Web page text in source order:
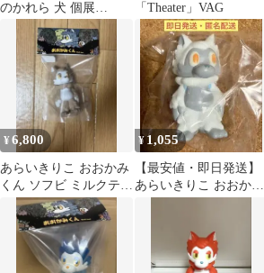
のかれら 犬 個展
THEATRE ぬいぐるみ
マスコット
「Theater」VAG
¥6,800
あらいきりこ おおかみ
くん ソフビ ミルクティ
¥ 1,055
【最安値・即日発送】
あらいきりこ おおかみ